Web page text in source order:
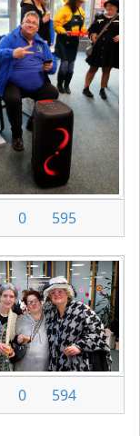
0 595
0 594